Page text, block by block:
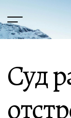
содержимому
Меню
Суд